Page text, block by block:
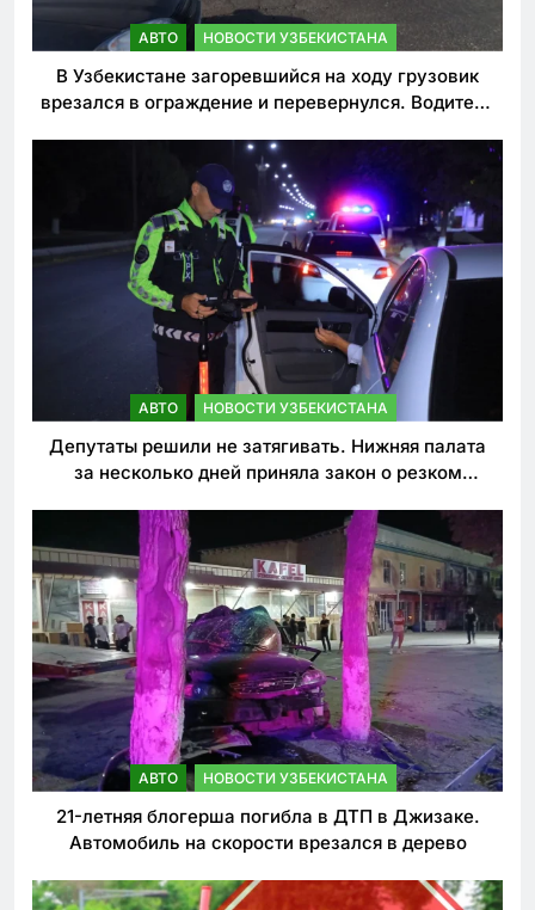
АВТО НОВОСТИ УЗБЕКИСТАНА
В Узбекистане загоревшийся на ходу грузовик
врезался в ограждение и перевернулся. Водитель
АВТО НОВОСТИ УЗБЕКИСТАНА
Депутаты решили не затягивать. Нижняя палата
за несколько дней приняла закон о резком
АВТО НОВОСТИ УЗБЕКИСТАНА
21-летняя блогерша погибла в ДТП в Джизаке.
Автомобиль на скорости врезался в дерево